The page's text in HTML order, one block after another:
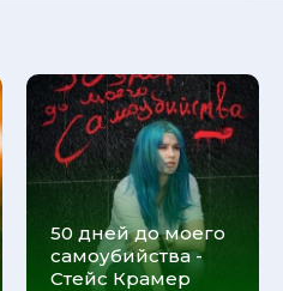
50 дней до моего
самоубийства -
Стейс Крамер